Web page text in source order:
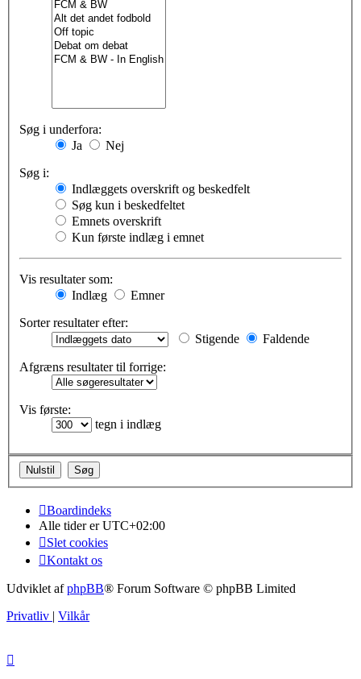
Søg i underfora:
Ja
Nej
Søg i:
Indlæggets overskrift og beskedfelt
Søg kun i beskedfeltet
Emnets overskrift
Kun første indlæg i emnet
Vis resultater som:
Indlæg
Emner
Sorter resultater efter:
Stigende
Faldende
Afgræns resultater til forrige:
Vis første:
tegn i indlæg
Boardindeks
Alle tider erUTC+02:00
Slet cookies
Kontakt os
Udviklet afphpBB® Forum Software © phpBB Limited
Privatliv | Vilkår